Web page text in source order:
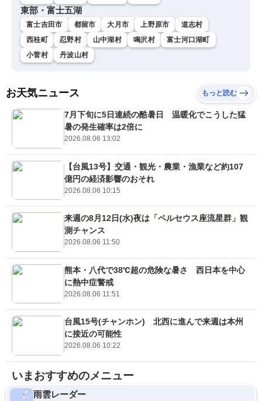
東部・富士五湖
富士吉田市 都留市 大月市 上野原市
道志村
西桂町
忍野村 山中湖村 鳴沢村
富士河口湖町
小菅村
丹波山村
お天気ニュース もっと読む
7月下旬に5日連続の酷暑日 温暖化でこうした猛
暑の発生確率は2倍に
2026.08.06 13:02
【台風13号】交通・観光・農業・漁業など約107
億円の経済影響のおそれ
2026.08.06 10:15
来週の8月12日(水)夜は「ペルセウス座流星群」観
測チャンス
2026.08.06 11:50
熊本・八代で38℃超の危険な暑さ 西日本を中心
に熱中症警戒
2026.08.06 11:51
台風15号(チャンホン) 北西に進んで来週は本州
に接近の可能性
2026.08.06 10:22
いまおすすめのメニュー
雨雲レーダー